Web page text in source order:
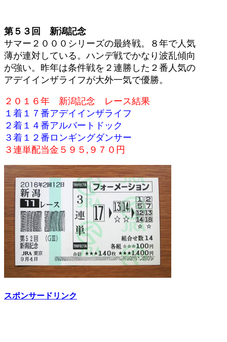
第５３回 新潟記念
サマー２０００シリーズの最終戦。８年で人気
薄が連対している。ハンデ戦でかなり波乱傾向
が強い。昨年は条件戦を２連勝した２番人気の
アデイインザライフが大外一気で優勝。
２０１６年 新潟記念 レース結果
１着１７番アデイインザライフ
２着１４番アルバートドック
３着１２番ロンギングダンサー
３連単配当金５９５,９７０円
スポンサードリンク